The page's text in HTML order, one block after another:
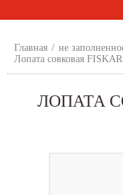
Главная / не
Лопата совковая
ЛОПАТА